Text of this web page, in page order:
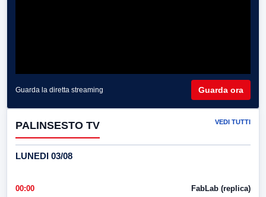
Guarda la diretta streaming Guarda ora
PALINSESTO TV VEDI TUTTI
LUNEDI 03/08
00:00 FabLab (replica)